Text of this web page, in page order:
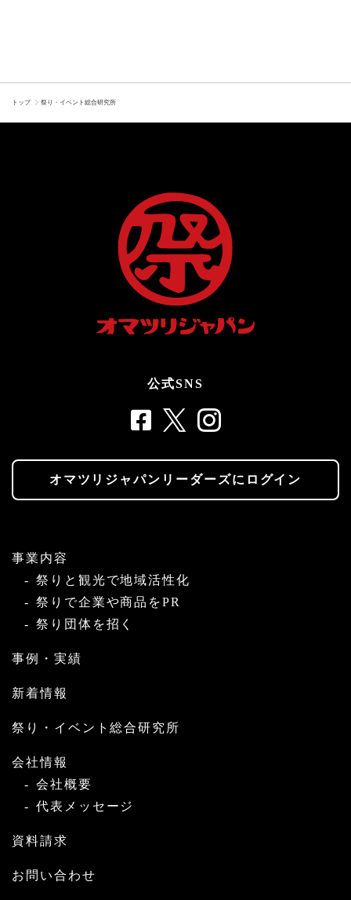
トップ 祭り・イベント総合研究所
公式SNS
オマツリジャパンリーダーズにログイン
事業内容
祭りと観光で地域活性化
祭りで企業や商品をPR
祭り団体を招く
事例・実績
新着情報
祭り・イベント総合研究所
会社情報
会社概要
代表メッセージ
資料請求
お問い合わせ